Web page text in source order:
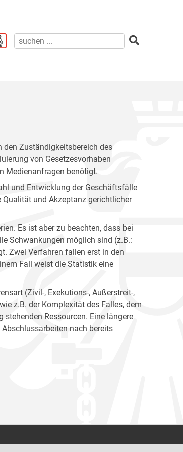
Zuständigkeitsbereich des
von Gesetzesvorhaben
Medienanfragen benötigt.
und Entwicklung der Geschäftsfälle
und Akzeptanz gerichtlicher
Es ist aber zu beachten, dass bei
Schwankungen möglich sind (z.B.:
Zwei Verfahren fallen erst in den
Fall weist die Statistik eine
(Zivil-, Exekutions-, Außerstreit-,
z.B. der Komplexität des Falles, dem
Ressourcen. Eine längere
nach bereits